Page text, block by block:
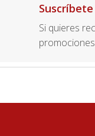
Si quieres